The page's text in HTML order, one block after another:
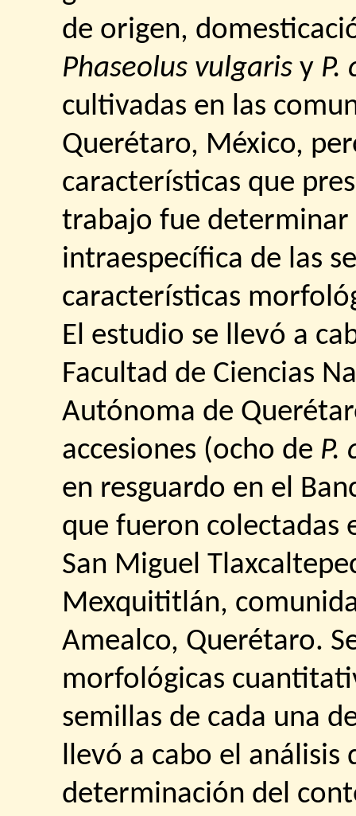
de origen,
Phaseolus vulgaris y P.
cultivadas en las
Querétaro, México,
características que
trabajo fue
intraespecífica de las
características
El estudio se llevó a
Facultad de Ciencias
Autónoma de
accesiones (ocho de P.
en resguardo en el
que fueron colectadas
San Miguel
Mexquititlán,
Amealco, Querétaro.
morfológicas
semillas de cada una
llevó a cabo el análisis
determinación del